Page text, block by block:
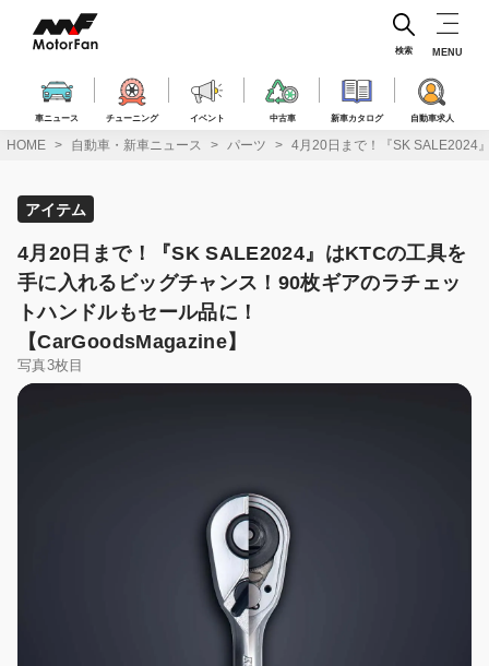
ス
車ニュース チューニング イベント 中古車 新車カタログ 自動車求人
検索 MENU
HOME 自動車・新車ニュース パーツ 4月20日まで！『SK SALE2024
アイテム
4月20日まで！『SK SALE2024』はKTCの工具を
手に入れるビッグチャンス！90枚ギアのラチェッ
トハンドルもセール品に！
【CarGoodsMagazine】
写真3枚目